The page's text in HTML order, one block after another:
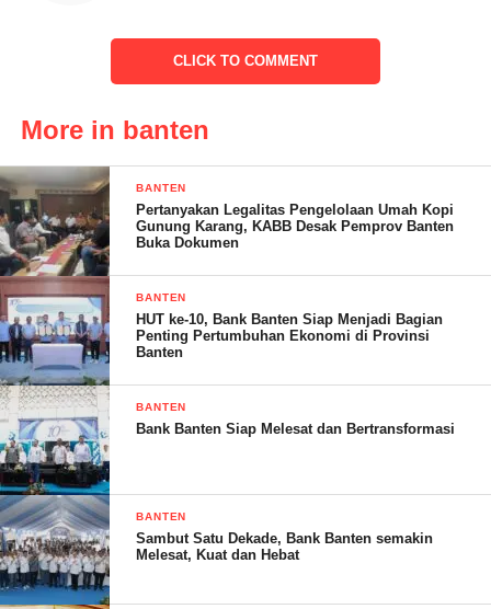
dan nanti hasilnya akan disurvei,” tegasnya.
Sementara itu Gubernur Banten Andra Soni mengatakan
Pemerintah Provinsi Banten berkomitmen mewujudkan tata
kelola pemerintahan yang akuntabel, terbuka, dan partisipatif.
Oleh karenanya dalam upaya pencegahan dan pemberantasan
korupsi, Pemprov Banten telah melakukan penataan kebijakan
dan regulasi anti korupsi, baik berupa instruksi atau arahan, serta
melakukan pembentukan peraturan perundang-undangan dalam
upaya pencegahan korupsi.
“Praktik korupsi adalah musuh bersama yang harus kita lawan,
karena merusak kepercayaan masyarakat dan menghambat
kemajuan daerah,” ungkapnya.
Gubernur Banten menyampaikan, saat ini Pemprov Banten
tengah melaksanakan sejumlah program untuk mencapai visi
misi Gubernur dan Wakil Gubernur Banten, yakni Banten maju,
adil merata dan tidak korupsi. “Salah satu diantaranya kami
melaksanakan sekolah gratis dalam rangka meningkatkan
kualitas pendidikan dan keterampilan sehingga dapat berdaya
saing di era global,” ungkapnya.
CLICK TO COMMENT
More in banten
BANTEN
Pertanyakan Legalitas Pengelolaan Umah Kopi
Gunung Karang, KABB Desak Pemprov Banten
Buka Dokumen
BANTEN
HUT ke-10, Bank Banten Siap Menjadi Bagian
Penting Pertumbuhan Ekonomi di Provinsi
Banten
BANTEN
Bank Banten Siap Melesat dan Bertransformasi
BANTEN
Sambut Satu Dekade, Bank Banten semakin
Melesat, Kuat dan Hebat